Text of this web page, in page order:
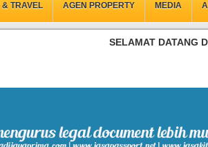
& TRAVEL AGEN PROPERTY MEDIA
SELAMAT DATANG DI